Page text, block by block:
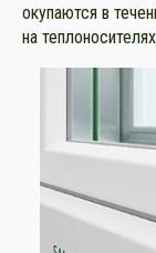
окупаются в
на